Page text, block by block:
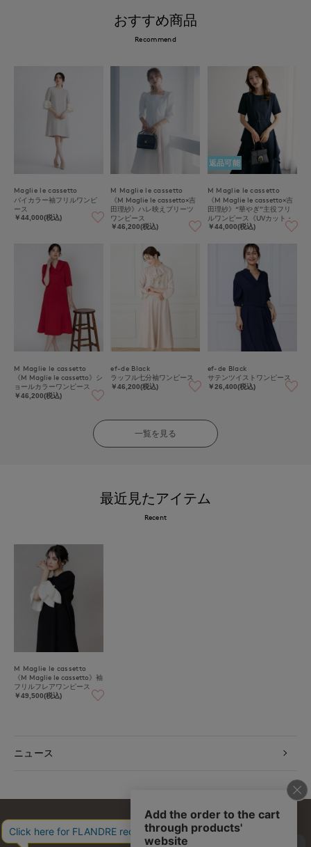
おすすめ商品
Recommend
Maglie le cassetto
バイカラー袖フリルワンピ
ース
￥44,000(税込)
M Maglie le cassetto
《M Maglie le cassetto×吉
田理紗》ハレ映えプリーツ
ワンピース
￥46,200(税込)
返品可能
M Maglie le cassetto
《M Maglie le cassetto×吉
田理紗》“華やぎ”主役フリ
ルワンピース《UVカット・
吸水速乾》
￥44,000(税込)
M Maglie le cassetto
《M Maglie le cassetto》シ
ョールカラーワンピース
￥46,200(税込)
ef-de Black
ラッフル七分袖ワンピース
￥46,200(税込)
ef-de Black
サテンツイストワンピース
￥26,400(税込)
一覧を見る
最近見たアイテム
Recent
M Maglie le cassetto
《M Maglie le cassetto》袖
フリルフレアワンピース
￥49,500(税込)
ニュース